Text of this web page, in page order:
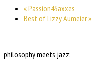
«Passion4Saxxes
Best of Lizzy Aumeier»
philosophy meets jazz: